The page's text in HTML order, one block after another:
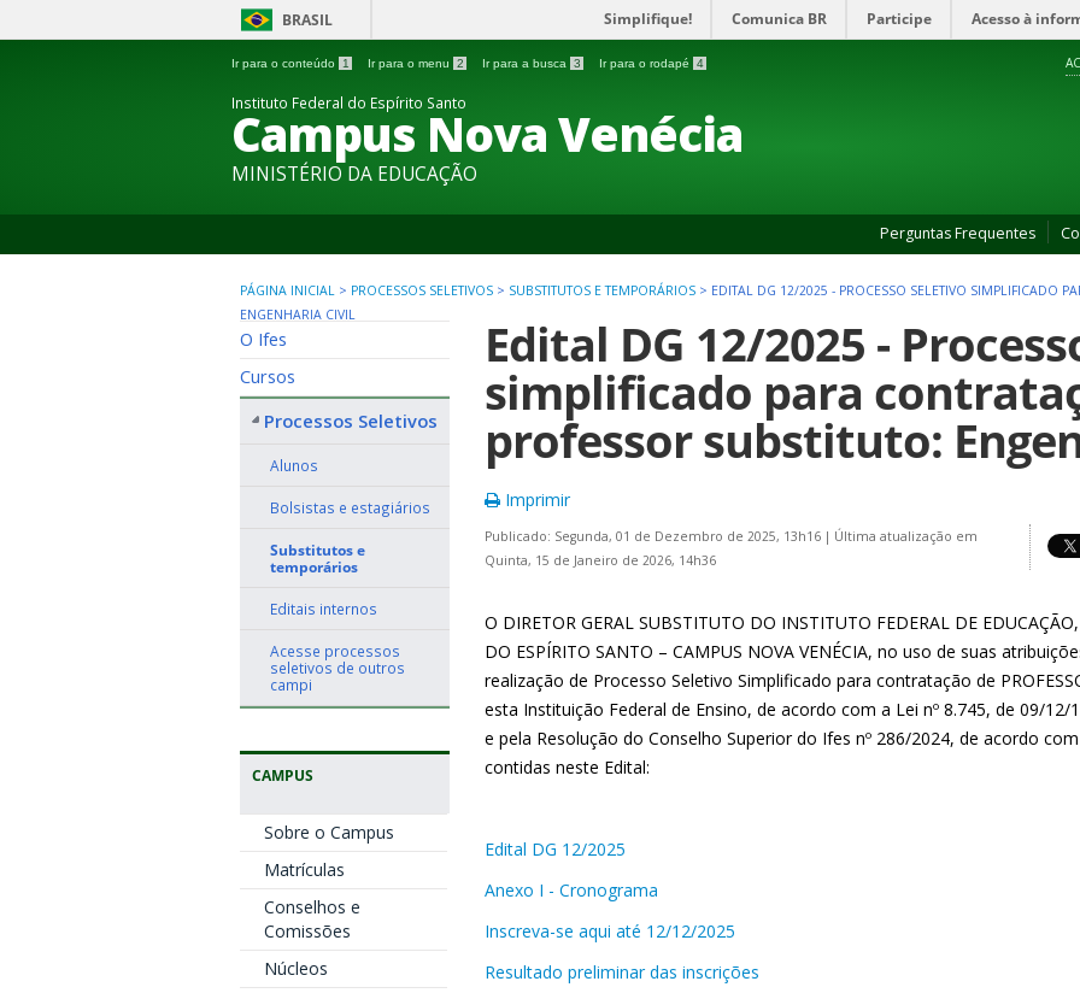
BRASIL Simplifique! Comunica BR Participe Acesso à
Ir para o conteúdo 1 Ir para o menu 2 Ir para a busca 3 Ir para o rodapé 4
Instituto Federal do Espírito Santo
Campus Nova Venécia
MINISTÉRIO DA EDUCAÇÃO
Perguntas Frequentes
PÁGINA INICIAL > PROCESSOS SELETIVOS > SUBSTITUTOS E TEMPORÁRIOS > EDITAL DG 12/2025 - PROCESSO SELETIVO SIMPLIFICADO
ENGENHARIA CIVIL
O Ifes
Cursos
Processos Seletivos
Alunos
Bolsistas e estagiários
Substitutos e
temporários
Editais internos
Acesse processos
seletivos de outros
campi
CAMPUS
Sobre o Campus
Matrículas
Conselhos e
Comissões
Núcleos
Edital DG 12/2025 -
simplificado para
professor substituto:
Imprimir
Publicado: Segunda, 01 de Dezembro de 2025, 13h16 | Última atualização em
Quinta, 15 de Janeiro de 2026, 14h36
O DIRETOR GERAL SUBSTITUTO DO INSTITUTO FEDERAL DE
DO ESPÍRITO SANTO – CAMPUS NOVA VENÉCIA, no uso de suas
realização de Processo Seletivo Simplificado para contratação de
esta Instituição Federal de Ensino, de acordo com a Lei nº 8.745, de 09/12/
e pela Resolução do Conselho Superior do Ifes nº 286/2024, de acordo
contidas neste Edital:
Edital DG 12/2025
Anexo I - Cronograma
Inscreva-se aqui até 12/12/2025
Resultado preliminar das inscrições